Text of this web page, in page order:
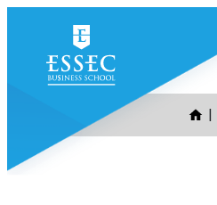
contenu